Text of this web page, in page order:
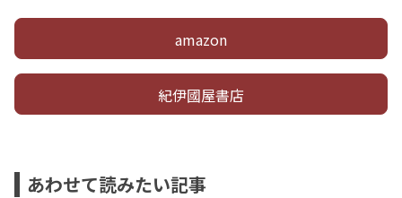
amazon
紀伊國屋書店
あわせて読みたい記事